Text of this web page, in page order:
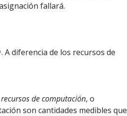
fallará.
. A diferencia de los recursos de
recursos de computación, o
son cantidades medibles que